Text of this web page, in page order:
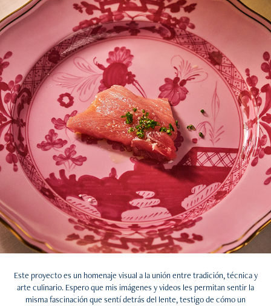
Este proyecto es un homenaje visual a la unión entre tradición, técnica y
arte culinario. Espero que mis imágenes y videos les permitan sentir la
misma fascinación que sentí detrás del lente, testigo de cómo un